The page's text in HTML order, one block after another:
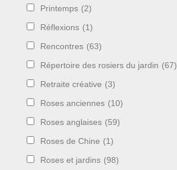
Printemps (2)
Réflexions (1)
Rencontres (63)
Répertoire des rosiers du jardin (67)
Retraite créative (3)
Roses anciennes (10)
Roses anglaises (59)
Roses de Chine (1)
Roses et jardins (98)